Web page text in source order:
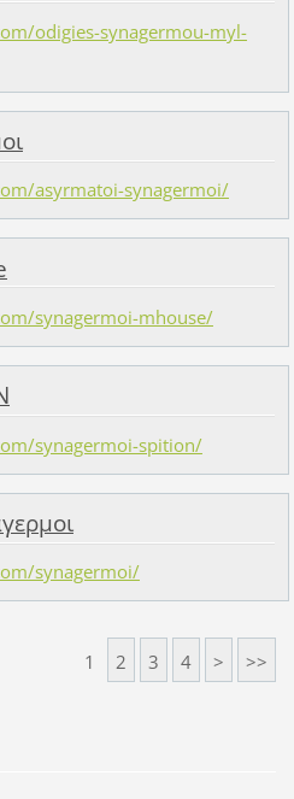
odigies-synagermou-myl-
asyrmatoi-synagermoi/
synagermoi-mhouse/
synagermoi-spition/
synagermoi/
1 2 3 4 > >>